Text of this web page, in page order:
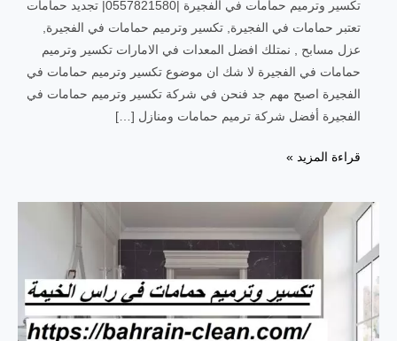
تكسير وترميم حمامات في الفجيرة |0557821580| تجديد حمامات
تعتبر حمامات في الفجيرة, تكسير وترميم حمامات في الفجيرة,
عزل مسابح , نمتلك افضل المعدات في الامارات تكسير وترميم
حمامات في الفجيرة لا شك ان موضوع تكسير وترميم حمامات في
الفجيرة اصبح مهم جد فنحن في شركة تكسير وترميم حمامات في
الفجيرة أفضل شركة ترميم حمامات ومنازل […]
قراءة المزيد »